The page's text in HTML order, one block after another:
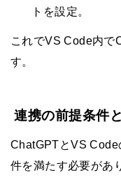
トを設定。
これでVS Code内で
す。
連携の前提条件
ChatGPTとVS Code
件を満たす必要があ